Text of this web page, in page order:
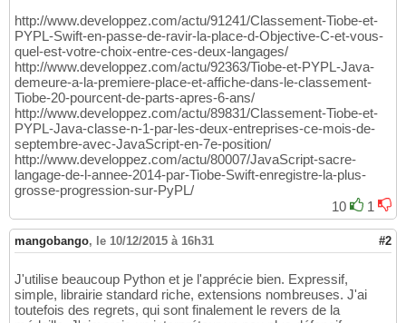
http://www.developpez.com/actu/91241/Classement-Tiobe-et-
PYPL-Swift-en-passe-de-ravir-la-place-d-Objective-C-et-vous-
quel-est-votre-choix-entre-ces-deux-langages/
http://www.developpez.com/actu/92363/Tiobe-et-PYPL-Java-
demeure-a-la-premiere-place-et-affiche-dans-le-classement-
Tiobe-20-pourcent-de-parts-apres-6-ans/
http://www.developpez.com/actu/89831/Classement-Tiobe-et-
PYPL-Java-classe-n-1-par-les-deux-entreprises-ce-mois-de-
septembre-avec-JavaScript-en-7e-position/
http://www.developpez.com/actu/80007/JavaScript-sacre-
langage-de-l-annee-2014-par-Tiobe-Swift-enregistre-la-plus-
grosse-progression-sur-PyPL/
10
1
mangobango, le 10/12/2015 à 16h31 #2
J'utilise beaucoup Python et je l'apprécie bien. Expressif,
simple, librairie standard riche, extensions nombreuses. J'ai
toutefois des regrets, qui sont finalement le revers de la